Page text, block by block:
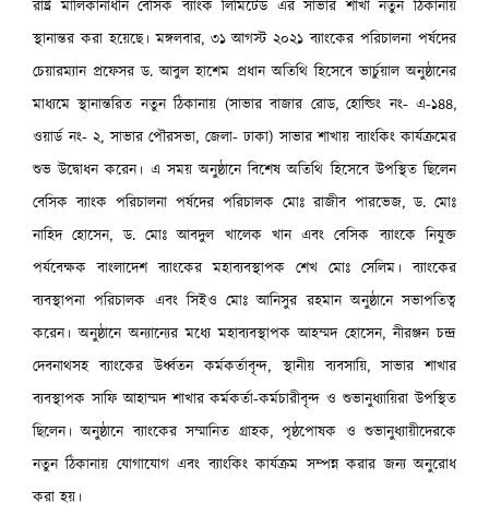
রাষ্ট্র মালিকানাধীন বেসিক ব্যাংক লিমিটেড এর সাভার শাখা নতুন ঠিকানায়
স্থানান্তর করা হয়েছে। মঙ্গলবার, ৩১ আগস্ট ২০২১ ব্যাংকের পরিচালনা পর্ষদের
চেয়ারম্যান প্রফেসর ড. আবুল হাশেম প্রধান অতিথি হিসেবে ভার্চুয়াল অনুষ্ঠানের
মাধ্যমে স্থানান্তরিত নতুন ঠিকানায় (সাভার বাজার রোড, হোল্ডিং নং- এ-১৪৪,
ওয়ার্ড নং- ২, সাভার পৌরসভা, জেলা- ঢাকা) সাভার শাখায় ব্যাংকিং কার্যক্রমের
শুভ উদ্বোধন করেন। এ সময় অনুষ্ঠানে বিশেষ অতিথি হিসেবে উপস্থিত ছিলেন
বেসিক ব্যাংক পরিচালনা পর্ষদের পরিচালক মোঃ রাজীব পারভেজ, ড. মোঃ
নাহিদ হোসেন, ড. মোঃ আবদুল খালেক খান এবং বেসিক ব্যাংকে নিযুক্ত
পর্যবেক্ষক বাংলাদেশ ব্যাংকের মহাব্যবস্থাপক শেখ মোঃ সেলিম। ব্যাংকের
ব্যবস্থাপনা পরিচালক এবং সিইও মোঃ আনিসুর রহমান অনুষ্ঠানে সভাপতিত্ব
করেন। অনুষ্ঠানে অন্যান্যের মধ্যে মহাব্যবস্থাপক আহম্মদ হোসেন, নীরঞ্জন চন্দ্র
দেবনাথসহ ব্যাংকের উর্ধ্বতন কর্মকর্তাবৃন্দ, স্থানীয় ব্যবসায়ি, সাভার শাখার
ব্যবস্থাপক সাফি আহাম্মদ শাখার কর্মকর্তা-কর্মচারীবৃন্দ ও শুভানুধ্যায়িরা উপস্থিত
ছিলেন। অনুষ্ঠানে ব্যাংকের সম্মানিত গ্রাহক, পৃষ্ঠপোষক ও শুভানুধ্যায়ীদেরকে
নতুন ঠিকানায় যোগাযোগ এবং ব্যাংকিং কার্যক্রম সম্পন্ন করার জন্য অনুরোধ
করা হয়।